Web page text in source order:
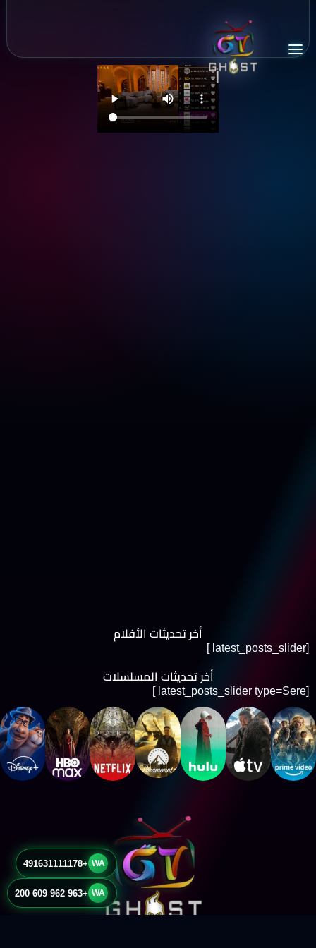
أخر تحديثات الأفلام
[latest_posts_slider ]
أخر تحديثات المسلسلات
[latest_posts_slider type=Sere ]
WA
+491631111178
WA
+963 962 609 200